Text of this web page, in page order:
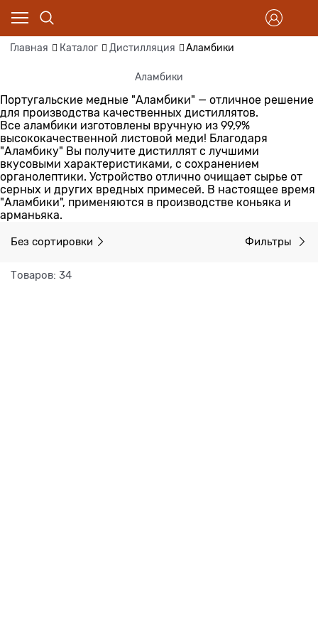
Главная Каталог Дистилляция Аламбики
Аламбики
Португальские медные "Аламбики" — отличное решение
для производства качественных дистиллятов.
Все аламбики изготовлены вручную из 99,9%
высококачественной листовой меди! Благодаря
"Аламбику" Вы получите дистиллят с лучшими
вкусовыми характеристиками, с сохранением
органолептики. Устройство отлично очищает сырье от
серных и других вредных примесей. В настоящее время
"Аламбики", применяются в производстве коньяка и
арманьяка.
Без сортировки Фильтры
Товаров: 34